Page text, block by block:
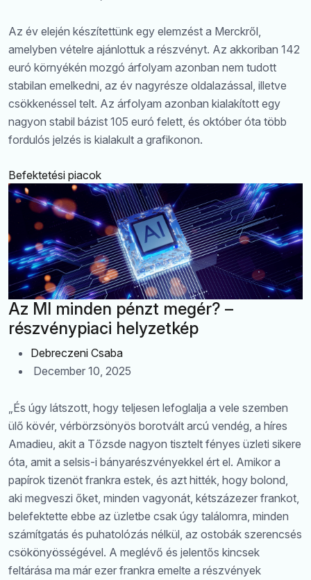
Az év elején készítettünk egy elemzést a Merckről,
amelyben vételre ajánlottuk a részvényt. Az akkoriban 142
euró környékén mozgó árfolyam azonban nem tudott
stabilan emelkedni, az év nagyrésze oldalazással, illetve
csökkenéssel telt. Az árfolyam azonban kialakított egy
nagyon stabil bázist 105 euró felett, és október óta több
fordulós jelzés is kialakult a grafikonon.
Befektetési piacok
Az MI minden pénzt megér? –
részvénypiaci helyzetkép
Debreczeni Csaba
December 10, 2025
„És úgy látszott, hogy teljesen lefoglalja a vele szemben
ülő kövér, vérbörzsönyös borotvált arcú vendég, a híres
Amadieu, akit a Tőzsde nagyon tisztelt fényes üzleti sikere
óta, amit a selsis-i bányarészvényekkel ért el. Amikor a
papírok tizenöt frankra estek, és azt hitték, hogy bolond,
aki megveszi őket, minden vagyonát, kétszázezer frankot,
belefektette ebbe az üzletbe csak úgy találomra, minden
számítgatás és puhatolózás nélkül, az ostobák szerencsés
csökönyösségével. A meglévő és jelentős kincsek
feltárása ma már ezer frankra emelte a részvények